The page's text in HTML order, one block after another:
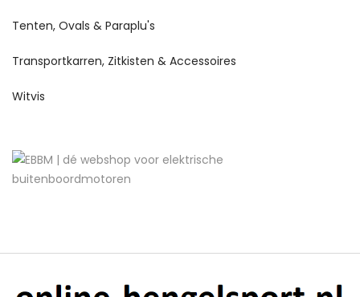
Tenten, Ovals & Paraplu's
Transportkarren, Zitkisten & Accessoires
Witvis